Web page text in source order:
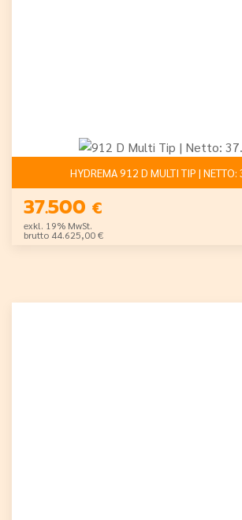
HYDREMA 912 D MULTI TIP |
37.500 €
exkl. 19% MwSt.
brutto 44.625,00 €